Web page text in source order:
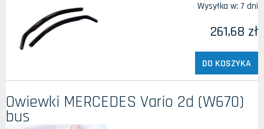
Wysyłka w: 7 dni
261,68 zł
DO KOSZYKA
Owiewki MERCEDES Vario 2d (W670)
bus